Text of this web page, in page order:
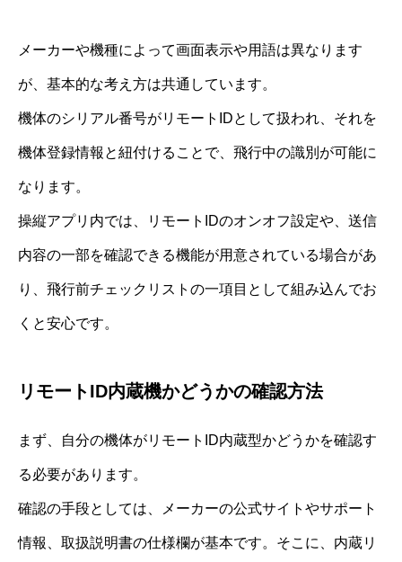
メーカーや機種によって画面表示や用語は異なります
が、基本的な考え方は共通しています。
機体のシリアル番号がリモートIDとして扱われ、それを
機体登録情報と紐付けることで、飛行中の識別が可能に
なります。
操縦アプリ内では、リモートIDのオンオフ設定や、送信
内容の一部を確認できる機能が用意されている場合があ
り、飛行前チェックリストの一項目として組み込んでお
くと安心です。
リモートID内蔵機かどうかの確認方法
まず、自分の機体がリモートID内蔵型かどうかを確認す
る必要があります。
確認の手段としては、メーカーの公式サイトやサポート
情報、取扱説明書の仕様欄が基本です。そこに、内蔵リ